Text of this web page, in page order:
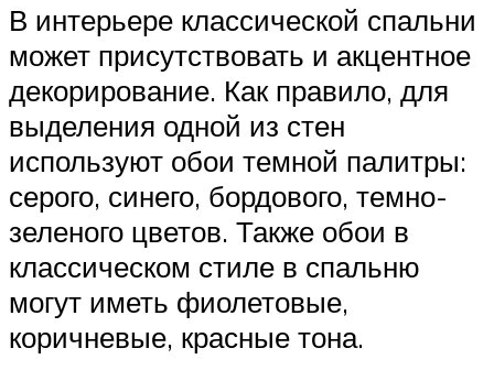
В интерьере классической спальни
может присутствовать и акцентное
декорирование. Как правило, для
выделения одной из стен
используют обои темной палитры:
серого, синего, бордового, темно-
зеленого цветов. Также обои в
классическом стиле в спальню
могут иметь фиолетовые,
коричневые, красные тона.